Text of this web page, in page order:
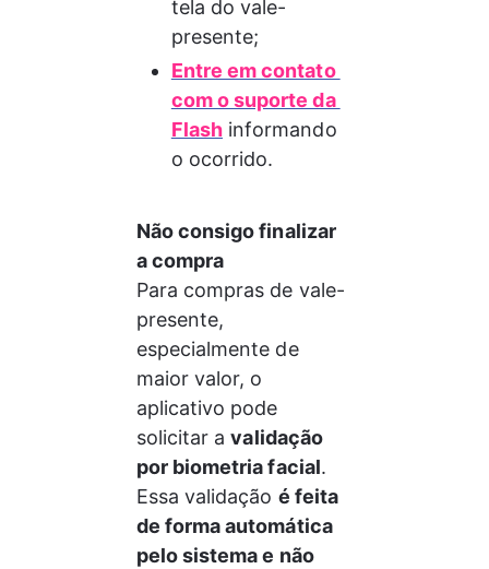
tela do vale-
presente;
Entre em contato
com o suporte da
Flash informando
o ocorrido.
Não consigo finalizar
a compra
Para compras de vale-
presente,
especialmente de
maior valor, o
aplicativo pode
solicitar a validação
por biometria facial.
Essa validação é feita
de forma automática
pelo sistema e não